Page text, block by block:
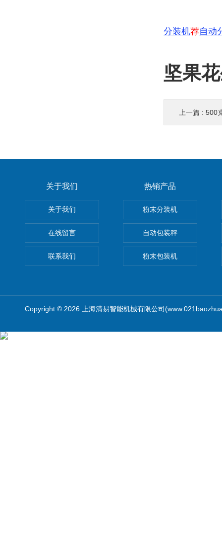
分装机荐自动
坚果
上一篇 : 500
关于我们
关于我们
在线留言
联系我们
热销产品
粉末分装机
自动包装秤
粉末包装机
Copyright © 2026 上海清易智能机械有限公司